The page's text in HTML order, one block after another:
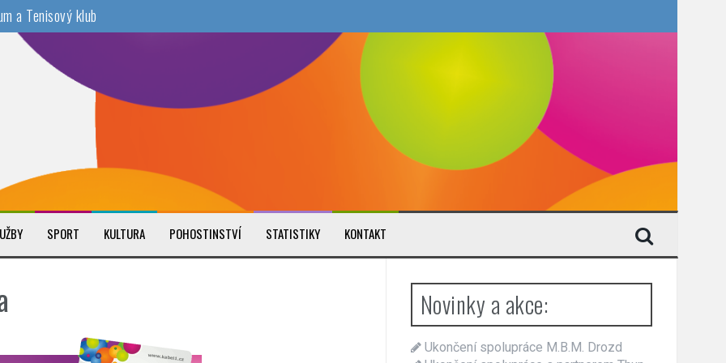
a Tenisový klub
a.s
SPORT KULTURA POHOSTINSTVÍ STATISTIKY KONTAKT
Novinky a akce:
Ukončení spolupráce M.B.M. Drozd